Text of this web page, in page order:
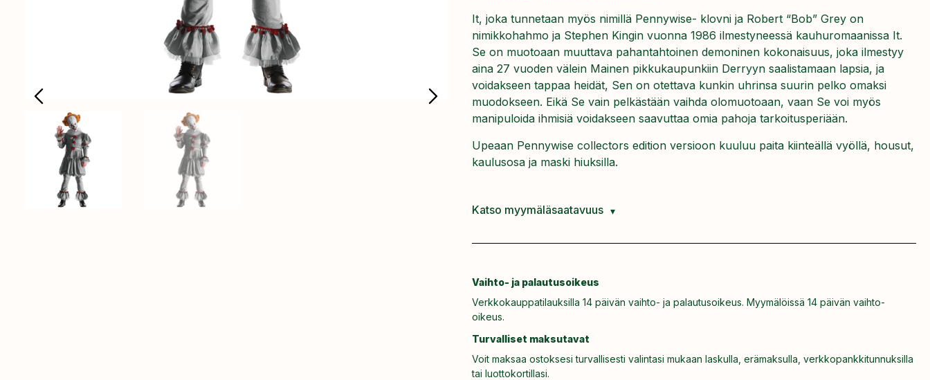
It, joka tunnetaan myös nimillä Pennywise- klovni ja Robert “Bob” Grey on
nimikkohahmo ja Stephen Kingin vuonna 1986 ilmestyneessä kauhuromaanissa It.
Se on muotoaan muuttava pahantahtoinen demoninen kokonaisuus, joka ilmestyy
aina 27 vuoden välein Mainen pikkukaupunkiin Derryyn saalistamaan lapsia, ja
voidakseen tappaa heidät, Sen on otettava kunkin uhrinsa suurin pelko omaksi
muodokseen. Eikä Se vain pelkästään vaihda olomuotoaan, vaan Se voi myös
manipuloida ihmisiä voidakseen saavuttaa omia pahoja tarkoitusperiään.
Upeaan Pennywise collectors edition versioon kuuluu paita kiinteällä vyöllä, housut,
kaulusosa ja maski hiuksilla.
Katso myymäläsaatavuus
Vaihto- ja palautusoikeus
Verkkokauppatilauksilla 14 päivän vaihto- ja palautusoikeus. Myymälöissä 14 päivän vaihto-
oikeus.
Turvalliset maksutavat
Voit maksaa ostoksesi turvallisesti valintasi mukaan laskulla, erämaksulla, verkkopankkitunnuksilla
tai luottokortillasi.